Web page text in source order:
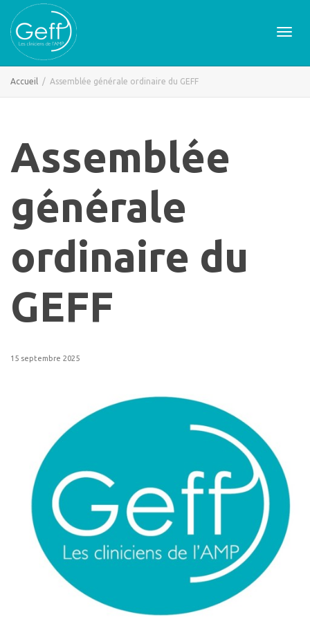
Accueil Assemblée générale ordinaire du GEFF
Assemblée
générale
ordinaire du
GEFF
15 septembre 2025